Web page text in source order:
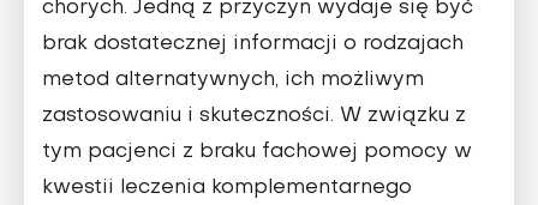
chorych. Jedną z przyczyn wydaje się być
brak dostatecznej informacji o rodzajach
metod alternatywnych, ich możliwym
zastosowaniu i skuteczności. W związku z
tym pacjenci z braku fachowej pomocy w
kwestii leczenia komplementarnego